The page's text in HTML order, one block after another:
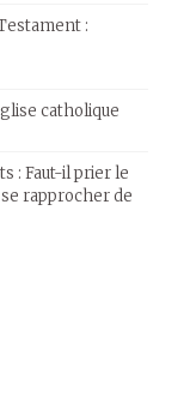
:
catholique
: Faut-il prier le
rapprocher de